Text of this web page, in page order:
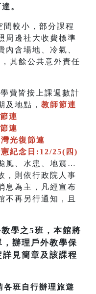
。
較小，部分課程
周邊社大收費標準
內含場地、冷氣、
其餘公共意外責任
費皆按上課週數計
及地點， 教師節連
連
連
光復節連
紀念日:12/25(四)
風、水患、地震…
，則依行政院人事
息為主，凡經宣布
不再另行通知，且
學之5班，本館將
辦理戶外教學保
見簡章及該課程
各班自行辦理旅遊